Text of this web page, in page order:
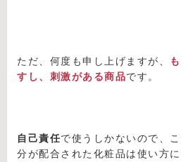
ただ、何度も申し上げますが、
すし、刺激がある商品です。
自己責任で使うしかないので、
分が配合された化粧品は使い方